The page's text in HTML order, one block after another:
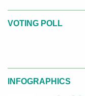
VOTING POLL
INFOGRAPHICS